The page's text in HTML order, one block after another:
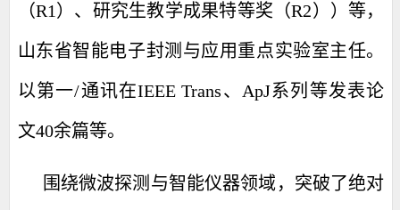
（R1）、研究生教学成果特等奖（R2） ）等，
山东省智能电子封测与应用重点实验室主任。
以第一/通讯在IEEE Trans、 ApJ系列等发表论
文40余篇等。
围绕微波探测与智能仪器领域，突破了绝对